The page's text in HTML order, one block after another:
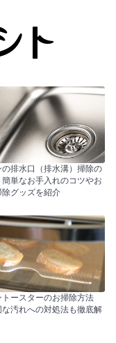
の排水口（排水溝）掃除の
簡単なお手入れのコツやお
除グッズを紹介
トースターのお掃除方法
な汚れへの対処法も徹底解